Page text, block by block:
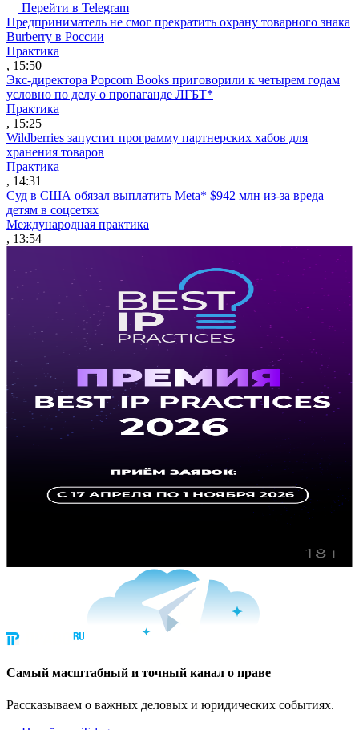
Перейти в Telegram
Предприниматель не смог прекратить охрану товарного знака
Burberry в России
Практика
, 15:50
Экс-директора Popcorn Books приговорили к четырем годам
условно по делу о пропаганде ЛГБТ*
Практика
, 15:25
Wildberries запустит программу партнерских хабов для
хранения товаров
Практика
, 14:31
Суд в США обязал выплатить Meta* $942 млн из-за вреда
детям в соцсетях
Международная практика
, 13:54
Cамый масштабный и точный канал о праве
Рассказываем о важных деловых и юридических событиях.